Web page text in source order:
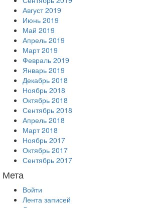
Август 2019
Июнь 2019
Май 2019
Апрель 2019
Март 2019
Февраль 2019
Январь 2019
Декабрь 2018
Ноябрь 2018
Октябрь 2018
Сентябрь 2018
Апрель 2018
Март 2018
Ноябрь 2017
Октябрь 2017
Сентябрь 2017
Мета
Войти
Лента записей